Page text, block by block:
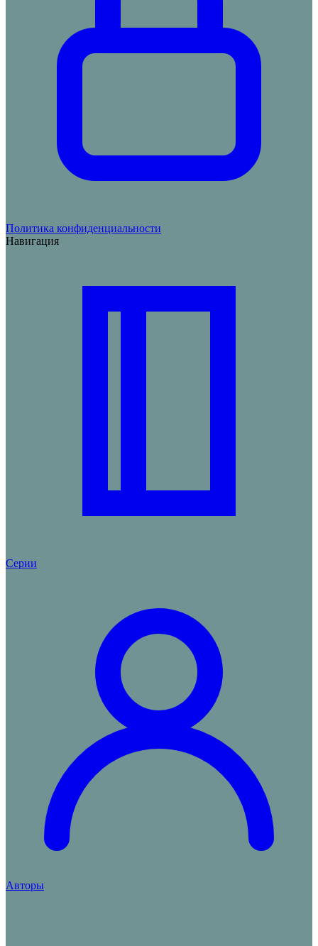
Политика конфиденциальности
Навигация
Серии
Авторы